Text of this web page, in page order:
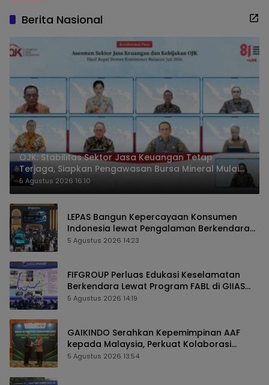
Berita Nasional
OJK: Stabilitas Sektor Jasa Keuangan Tetap
Terjaga, Siapkan Pengawasan Bursa Mineral Mulai
2027
5 Agustus 2026 16:10
LEPAS Bangun Kepercayaan Konsumen
Indonesia lewat Pengalaman Berkendara
hingga Layanan Purnajual
5 Agustus 2026 14:23
FIFGROUP Perluas Edukasi Keselamatan
Berkendara Lewat Program FABL di GIIAS
2026
5 Agustus 2026 14:19
GAIKINDO Serahkan Kepemimpinan AAF
kepada Malaysia, Perkuat Kolaborasi
Industri Otomotif ASEAN
5 Agustus 2026 13:54